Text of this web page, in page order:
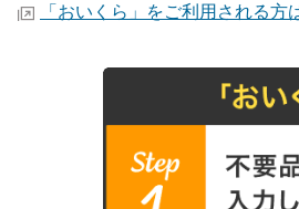
「おいくら」をご利用される方